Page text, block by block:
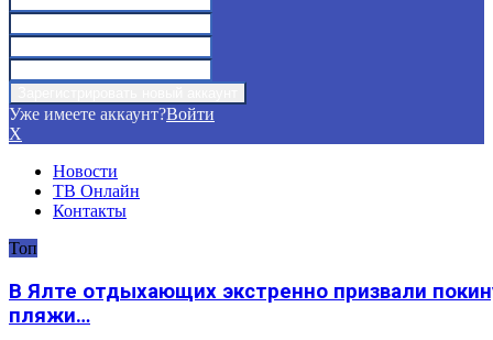
Уже имеете аккаунт?Войти
X
Новости
ТВ Онлайн
Контакты
Топ
В Ялте отдыхающих экстренно призвали
пляжи…